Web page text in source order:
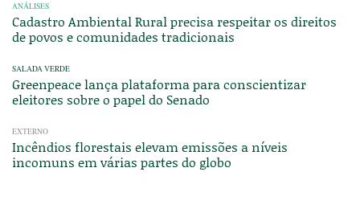
ANÁLISES
Cadastro Ambiental Rural precisa respeitar os direitos
de povos e comunidades tradicionais
SALADA VERDE
Greenpeace lança plataforma para conscientizar
eleitores sobre o papel do Senado
EXTERNO
Incêndios florestais elevam emissões a níveis
incomuns em várias partes do globo